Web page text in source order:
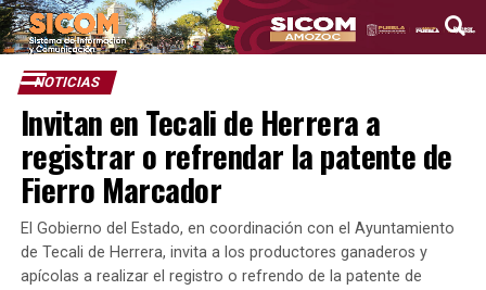
NOTICIAS
Invitan en Tecali de Herrera a
registrar o refrendar la patente de
Fierro Marcador
El Gobierno del Estado, en coordinación con el Ayuntamiento
de Tecali de Herrera, invita a los productores ganaderos y
apícolas a realizar el registro o refrendo de la patente de